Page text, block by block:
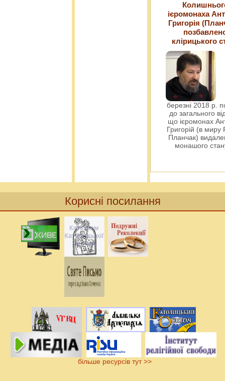
ієромонаха
Григорія
клірицького
березні 2018 р.
до загального
що ієромонах
Григорій (в миру
Планчак)
монашого
Корисні посилання
більше ресурсів тут >>